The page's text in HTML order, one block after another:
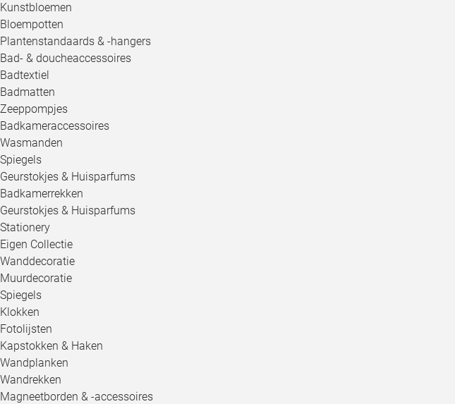
Kunstbloemen
Bloempotten
Plantenstandaards & -hangers
Bad- & doucheaccessoires
Badtextiel
Badmatten
Zeeppompjes
Badkameraccessoires
Wasmanden
Spiegels
Geurstokjes & Huisparfums
Badkamerrekken
Geurstokjes & Huisparfums
Stationery
Eigen Collectie
Wanddecoratie
Muurdecoratie
Spiegels
Klokken
Fotolijsten
Kapstokken & Haken
Wandplanken
Wandrekken
Magneetborden & -accessoires